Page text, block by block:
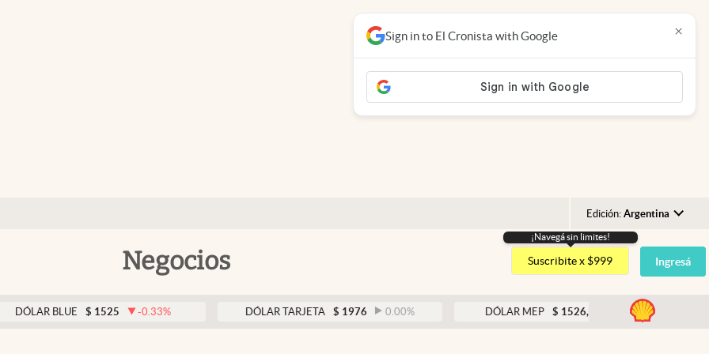
Edición: Argentina
Argentina
España
USA
Negocios
¡Navegá sin limites!
Suscribite x $999 Ingresá
BLUE $ 1525 -0.33 % DÓLAR TARJETA $ 1976 0.00 DÓLAR MEP $ 1526,03 0.43
Sign in to El Cronista with Google ×